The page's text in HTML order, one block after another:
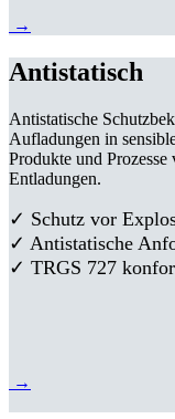
→
Antistatisch
Antistatische
Aufladungen in
Produkte und
Entladungen.
✓ Schutz vor
✓ Antistatische
✓ TRGS 727
→